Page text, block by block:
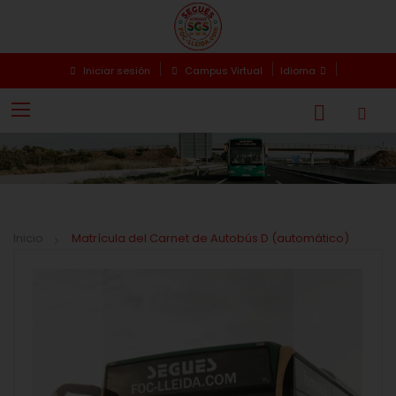
Iniciar sesión Campus Virtual Idioma
Matrícula del Carnet de Autobús D (automático)
galería
galería